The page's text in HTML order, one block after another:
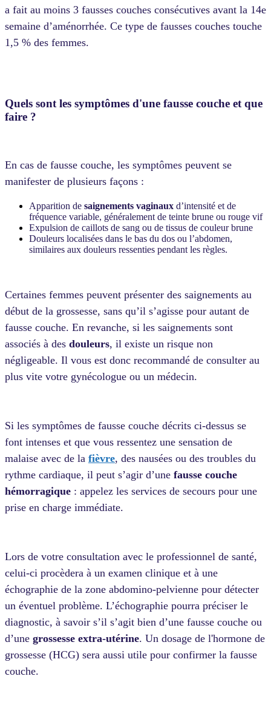
a fait au moins 3 fausses couches consécutives avant la 14e
semaine d’aménorrhée. Ce type de fausses couches touche
1,5 % des femmes.
Quels sont les symptômes d'une fausse couche et que
faire ?
En cas de fausse couche, les symptômes peuvent se
manifester de plusieurs façons :
Apparition de saignements vaginaux d’intensité et de
fréquence variable, généralement de teinte brune ou rouge vif
Expulsion de caillots de sang ou de tissus de couleur brune
Douleurs localisées dans le bas du dos ou l’abdomen,
similaires aux douleurs ressenties pendant les règles.
Certaines femmes peuvent présenter des saignements au
début de la grossesse, sans qu’il s’agisse pour autant de
fausse couche. En revanche, si les saignements sont
associés à des douleurs, il existe un risque non
négligeable. Il vous est donc recommandé de consulter au
plus vite votre gynécologue ou un médecin.
Si les symptômes de fausse couche décrits ci-dessus se
font intenses et que vous ressentez une sensation de
malaise avec de la fièvre, des nausées ou des troubles du
rythme cardiaque, il peut s’agir d’une fausse couche
hémorragique : appelez les services de secours pour une
prise en charge immédiate.
Lors de votre consultation avec le professionnel de santé,
celui-ci procèdera à un examen clinique et à une
échographie de la zone abdomino-pelvienne pour détecter
un éventuel problème. L’échographie pourra préciser le
diagnostic, à savoir s’il s’agit bien d’une fausse couche ou
d’une grossesse extra-utérine. Un dosage de l'hormone de
grossesse (HCG) sera aussi utile pour confirmer la fausse
couche.